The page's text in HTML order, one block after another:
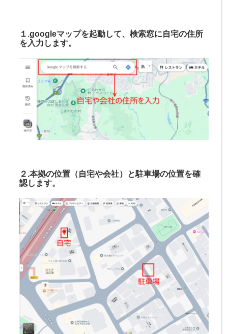
１.googleマップを起動して、検索窓に自宅の住所
を入力します。
２.本拠の位置（自宅や会社）と駐車場の位置を確
認します。